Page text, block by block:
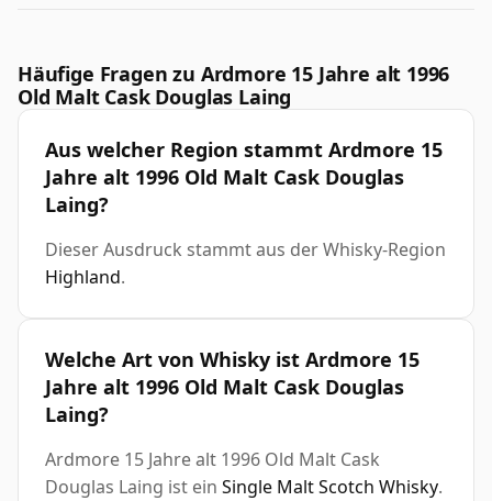
Häufige Fragen zu Ardmore 15 Jahre alt 1996
Old Malt Cask Douglas Laing
Aus welcher Region stammt Ardmore 15
Jahre alt 1996 Old Malt Cask Douglas
Laing?
Dieser Ausdruck stammt aus der Whisky-Region
Highland.
Welche Art von Whisky ist Ardmore 15
Jahre alt 1996 Old Malt Cask Douglas
Laing?
Ardmore 15 Jahre alt 1996 Old Malt Cask
Douglas Laing ist ein Single Malt Scotch Whisky.